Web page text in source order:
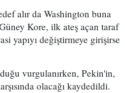
alır da Washington buna
Kore, ilk ateş açan taraf
yapıyı değiştirmeye girişirse
vurgulanırken, Pekin'in,
olacağı kaydedildi.